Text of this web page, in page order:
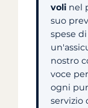
voli nel
suo
spese
nostro
voce
ogni
servizio